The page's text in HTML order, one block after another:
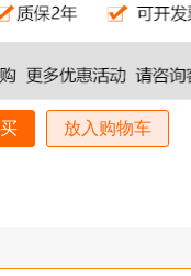
放入购物车